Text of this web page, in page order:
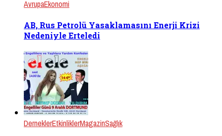
AvrupaEkonomi
AB, Rus Petrolü Yasaklamasını Enerji Krizi
Nedeniyle Erteledi
DerneklerEtkinliklerMagazinSağlık